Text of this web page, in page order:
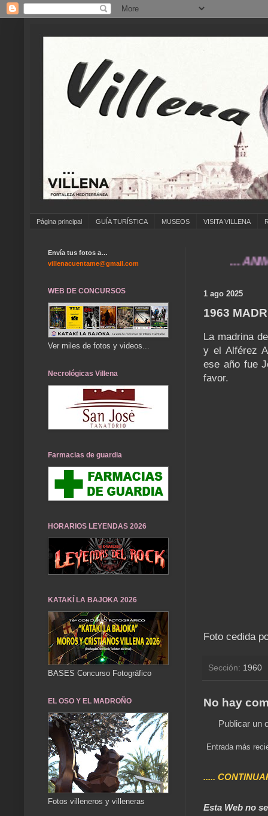
Página principal GUÍA TURÍSTICA MUSEOS VISITA VILLENA
... ANÍMATE
1 ago 2025
1963
La madrina
y el Alférez
ese año fue
favor.
Foto cedida
Sección: 1960
No hay
Publicar un
Entrada más
.....
Esta Web no
Envía tus fotos a…
villenacuentame@gmail.com
WEB DE CONCURSOS
Ver miles de fotos y videos...
Necrológicas Villena
Farmacias de guardia
HORARIOS LEYENDAS 2026
KATAKÍ LA BAJOKA 2026
BASES Concurso Fotográfico
EL OSO Y EL MADROÑO
Fotos villeneros y villeneras